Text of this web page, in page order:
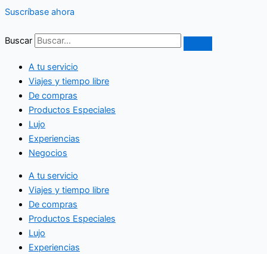
Ir
contenido
Suscríbase ahora
Buscar
A tu servicio
Viajes y tiempo libre
De compras
Productos Especiales
Lujo
Experiencias
Negocios
A tu servicio
Viajes y tiempo libre
De compras
Productos Especiales
Lujo
Experiencias